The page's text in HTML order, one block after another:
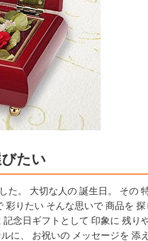
たい
た。 大切な人の 誕生日。 その
りたい そんな思いで 商品を 探
念日ギフトとして 印象に 残り
に、 お祝いの メッセージを 添